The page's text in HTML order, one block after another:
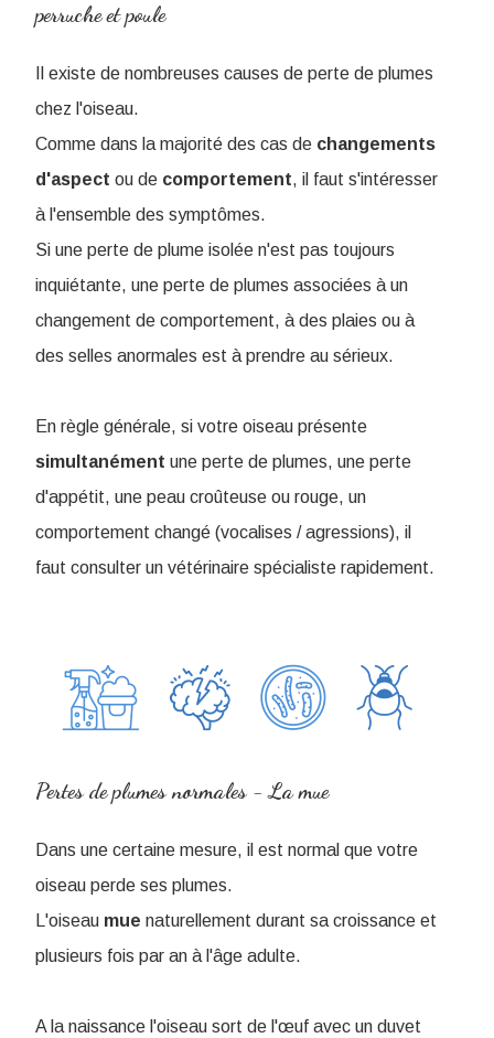
perruche et poule
Il existe de nombreuses causes de perte de plumes
chez l'oiseau.
Comme dans la majorité des cas de changements
d'aspect ou de comportement, il faut s'intéresser
à l'ensemble des symptômes.
Si une perte de plume isolée n'est pas toujours
inquiétante, une perte de plumes associées à un
changement de comportement, à des plaies ou à
des selles anormales est à prendre au sérieux.
En règle générale, si votre oiseau présente
simultanément une perte de plumes, une perte
d'appétit, une peau croûteuse ou rouge, un
comportement changé (vocalises / agressions), il
faut consulter un vétérinaire spécialiste rapidement.
Pertes de plumes normales - La mue
Dans une certaine mesure, il est normal que votre
oiseau perde ses plumes.
'oiseau mue naturellement durant sa croissance et
plusieurs fois par an à l'âge adulte.
A la naissance l'oiseau sort de l'œuf avec un duvet